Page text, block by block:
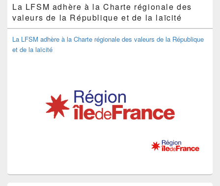
La LFSM adhère à la Charte régionale des
valeurs de la République et de la laïcité
La LFSM adhère à la Charte régionale des valeurs de la République
et de la laïcité